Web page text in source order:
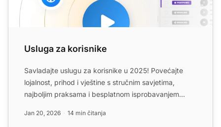
Usluga za korisnike
Savladajte uslugu za korisnike u 2025! Povećajte
lojalnost, prihod i vještine s stručnim savjetima,
najboljim praksama i besplatnom isprobavanjem
Jan 20, 2026 14 min čitanja